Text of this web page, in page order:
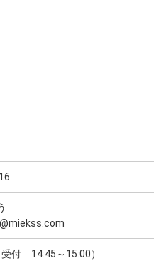
付 14:45～15:00）